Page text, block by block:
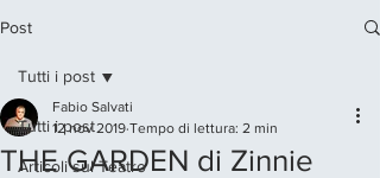
Post
Tutti i post
Articoli sul Teatro
Tutti i post
THE GARDEN di Zinnie
Fabio Salvati
12 nov 2019 Tempo di lettura: 2 min